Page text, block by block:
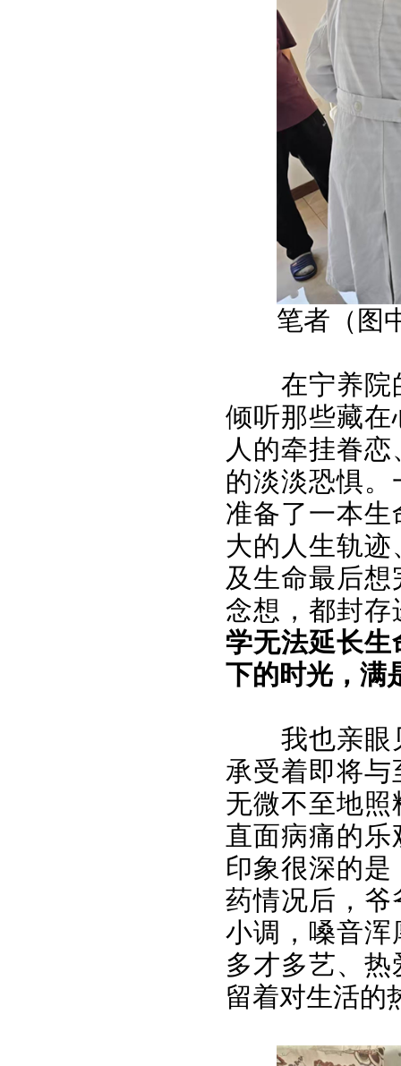
笔者（图
在宁养院
倾听那些藏
人的牵挂眷
的淡淡恐惧
准备了一本
大的人生轨
及生命最后
念想，都封
学无法延长
下的时光，满
我也亲眼
承受着即将
无微不至地
直面病痛的
印象很深的
药情况后，
小调，嗓音
多才多艺、
留着对生活的